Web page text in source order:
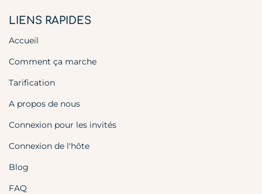
LIENS RAPIDES
Accueil
Comment ça marche
Tarification
A propos de nous
Connexion pour les invités
Connexion de l'hôte
Blog
FAQ